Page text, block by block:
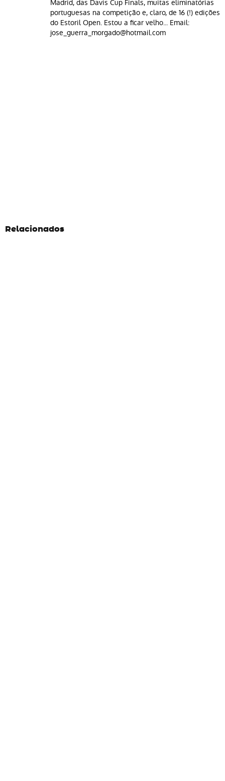
Madrid, das Davis Cup Finals, muitas eliminatórias
portuguesas na competição e, claro, de 16 (!) edições
do Estoril Open. Estou a ficar velho... Email:
jose_guerra_morgado@hotmail.com
Relacionados